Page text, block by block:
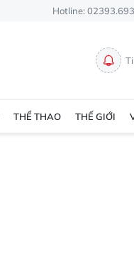
Hotline:
THỂ THAO THẾ GIỚI